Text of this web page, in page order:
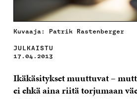
Kuvaaja: Patrik Rastenberger
JULKAISTU
17.04.2013
Ikäkäsitykset muuttuvat –
ei ehkä aina riitä torjumaan